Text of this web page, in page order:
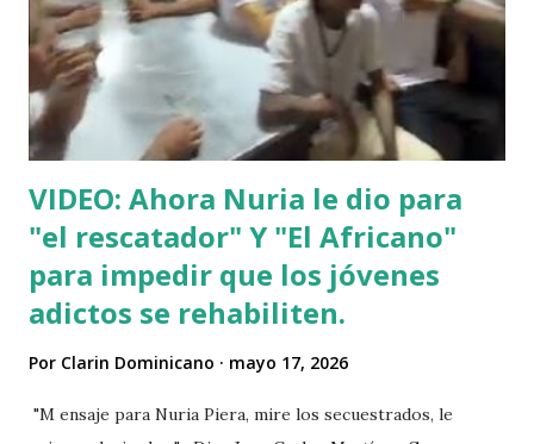
VIDEO: Ahora Nuria le dio para
"el rescatador" Y "El Africano"
para impedir que los jóvenes
adictos se rehabiliten.
Por Clarin Dominicano mayo 17, 2026
"M ensaje para Nuria Piera, mire los secuestrados, le